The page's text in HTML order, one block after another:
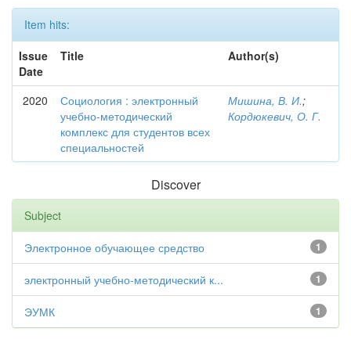
Item hits:
Issue
Date
Title Author(s)
2020
Социология : электронный
учебно-методический
комплекс для студентов всех
специальностей
Мишина, В. И.;
Кордюкевич, О. Г.
Discover
Subject
1
Электронное обучающее средство
1
электронный учебно-методический к...
1
ЭУМК